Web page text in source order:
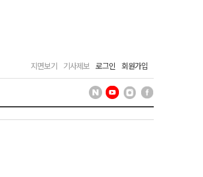
지면보기 기사제보 로그인 회원가입